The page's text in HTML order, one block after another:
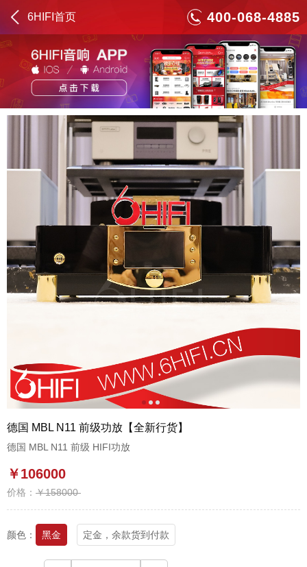
6HIFI首页 400-068-4885
12 3
德国 MBL N11 前级功放【全新行货】
德国 MBL N11 前级 HIFI功放
￥106000
价格： ￥158000
颜色： 黑金 定金，余款货到付款